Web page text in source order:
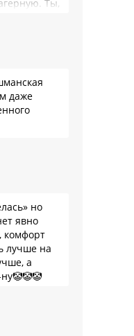
Ты,
даже
но
явно
комфорт
лучше на
а